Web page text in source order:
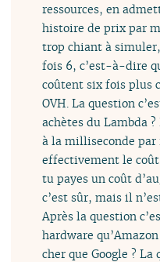
ressources, en
histoire de prix par
trop chiant à
fois 6, c’est-à-dire
coûtent six fois plus
OVH. La question
achètes du Lambda
à la milliseconde par
effectivement le coût
tu payes un coût
c’est sûr, mais il
Après la question
hardware
cher que Google ?